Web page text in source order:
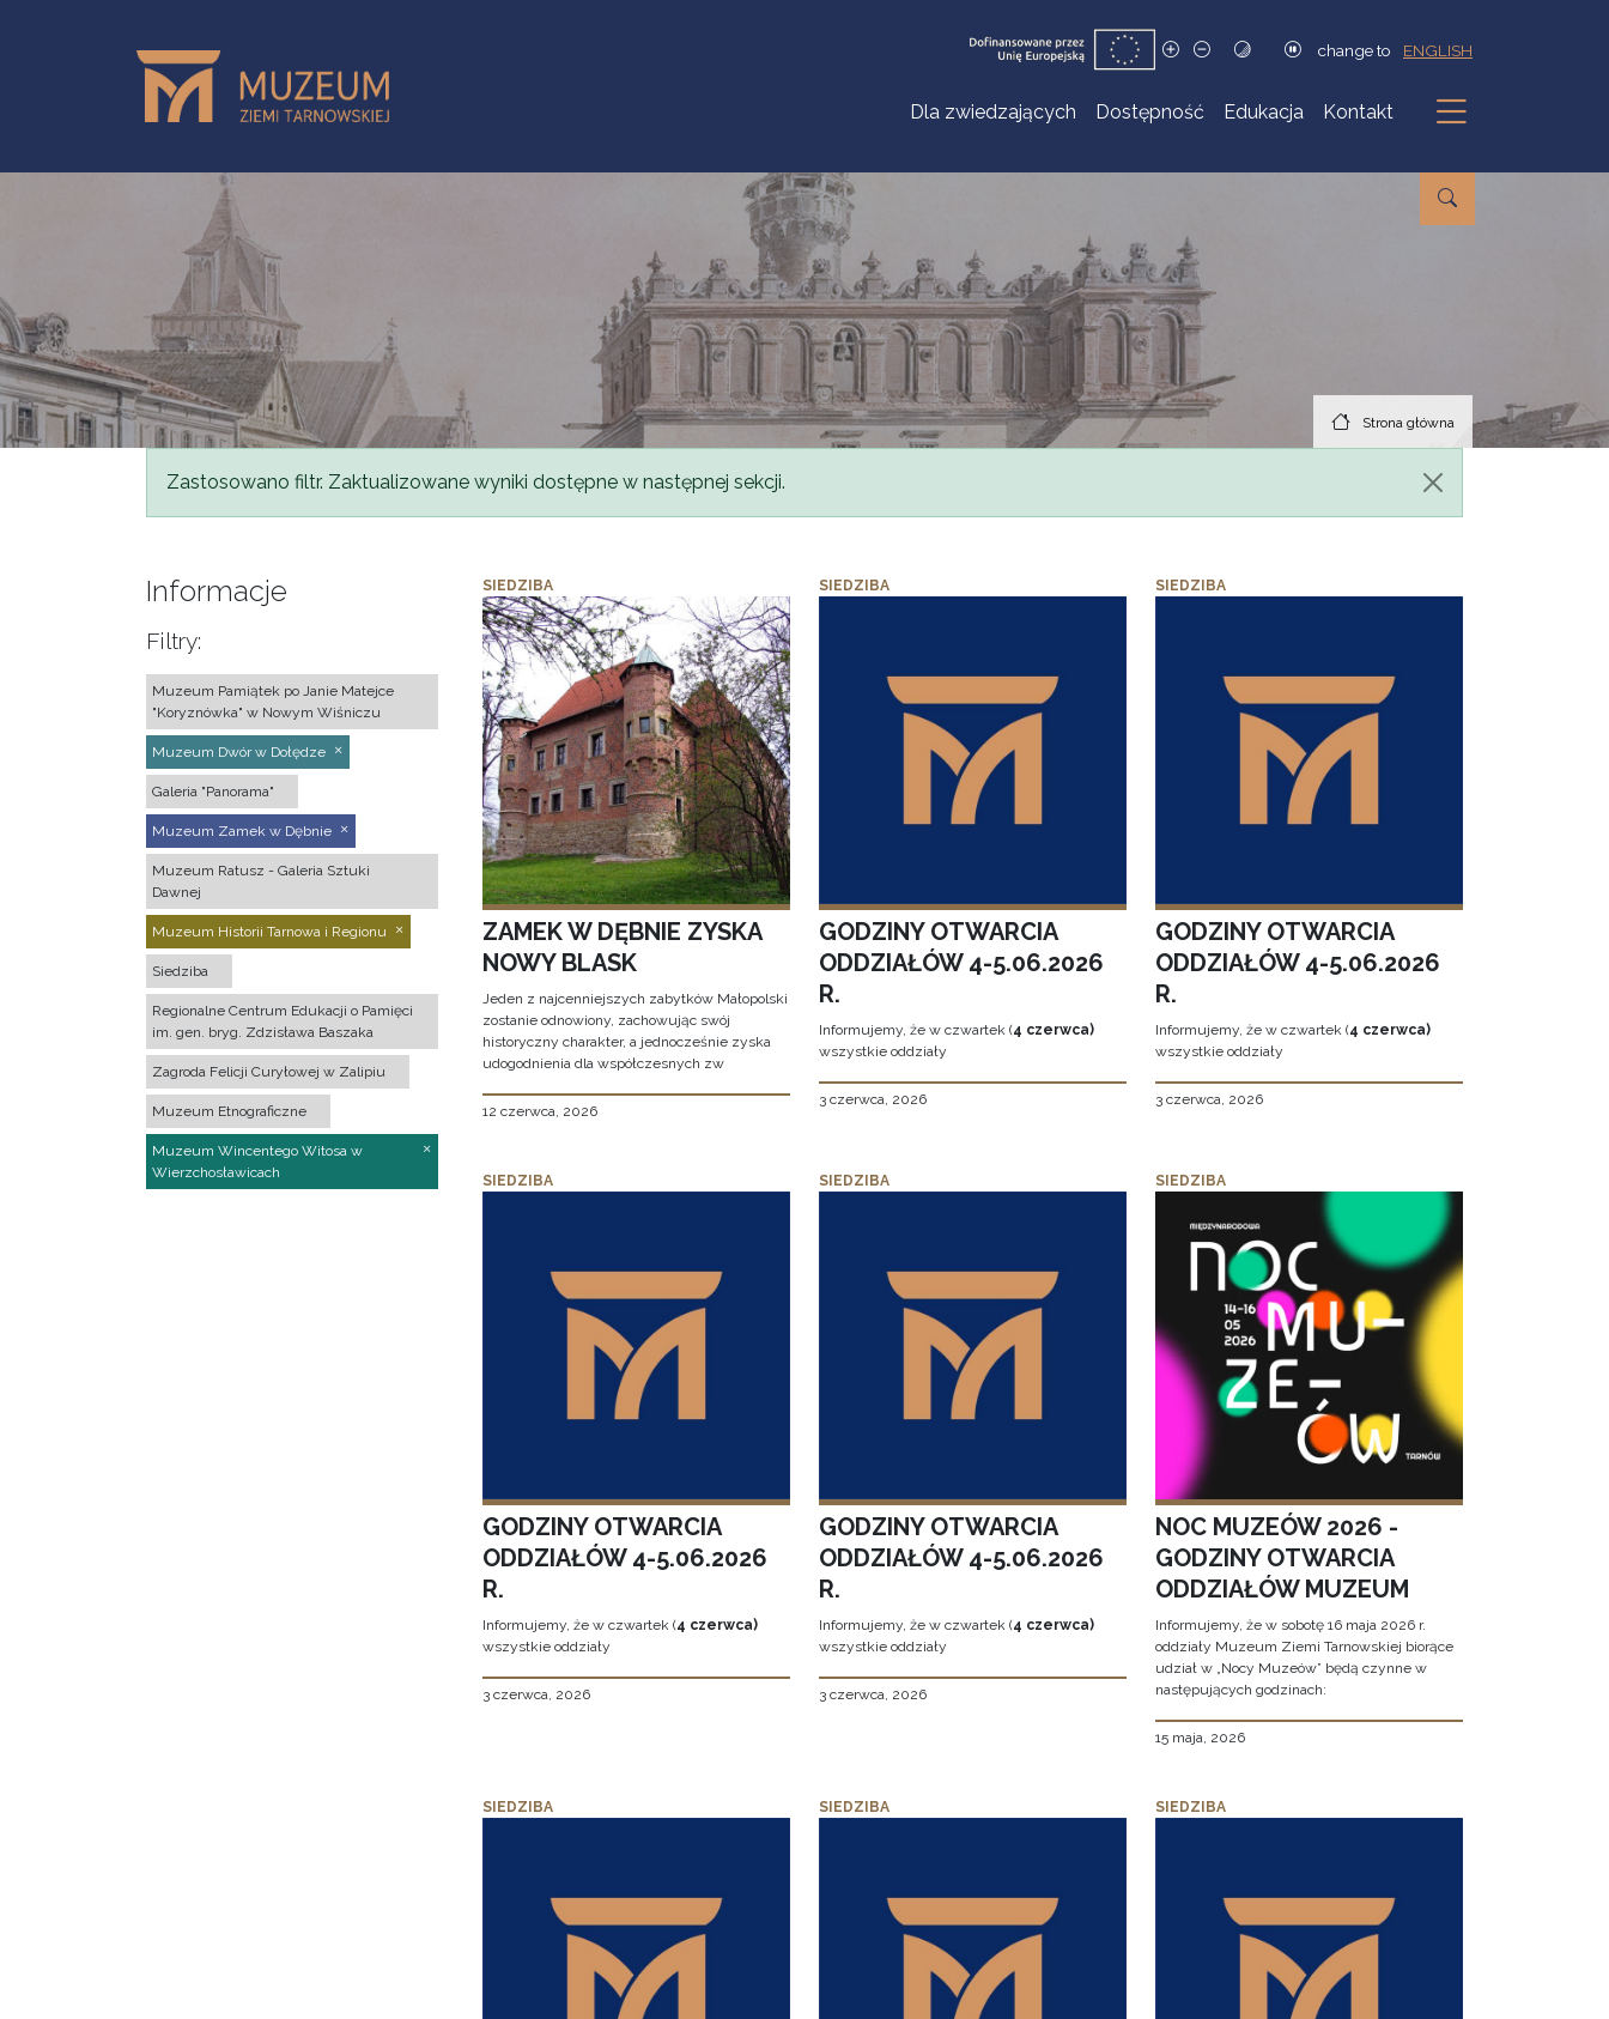
change to ENGLISH
Dla zwiedzających Dostępność Edukacja Kontakt
Podmenu
Strona główna
Komunikat
Zastosowano filtr. Zaktualizowane wyniki dostępne w następnej sekcji.
Informacje
Filtry:
Muzeum Pamiątek po Janie Matejce
"Koryznówka" w Nowym Wiśniczu
Muzeum Dwór w Dołędze
Galeria "Panorama"
Muzeum Zamek w Dębnie
Muzeum Ratusz - Galeria Sztuki
Dawnej
Muzeum Historii Tarnowa i Regionu
Siedziba
Regionalne Centrum Edukacji o Pamięci
im. gen. bryg. Zdzisława Baszaka
Zagroda Felicji Curyłowej w Zalipiu
Muzeum Etnograficzne
Muzeum Wincentego Witosa w
Wierzchosławicach
SIEDZIBA
ZAMEK W DĘBNIE ZYSKA
NOWY BLASK
Jeden z najcenniejszych zabytków Małopolski
zostanie odnowiony, zachowując swój
historyczny charakter, a jednocześnie zyska
udogodnienia dla współczesnych zw
12 czerwca, 2026
SIEDZIBA
GODZINY OTWARCIA
ODDZIAŁÓW 4-5.06.2026
R.
Informujemy, że w czwartek (4 czerwca)
wszystkie oddziały
3 czerwca, 2026
SIEDZIBA
GODZINY OTWARCIA
ODDZIAŁÓW 4-5.06.2026
R.
Informujemy, że w czwartek (4 czerwca)
wszystkie oddziały
3 czerwca, 2026
SIEDZIBA
GODZINY OTWARCIA
ODDZIAŁÓW 4-5.06.2026
R.
Informujemy, że w czwartek (4 czerwca)
wszystkie oddziały
3 czerwca, 2026
SIEDZIBA
GODZINY OTWARCIA
ODDZIAŁÓW 4-5.06.2026
R.
Informujemy, że w czwartek (4 czerwca)
wszystkie oddziały
3 czerwca, 2026
SIEDZIBA
NOC MUZEÓW 2026 -
GODZINY OTWARCIA
ODDZIAŁÓW MUZEUM
Informujemy, że w sobotę 16 maja 2026 r.
oddziały Muzeum Ziemi Tarnowskiej biorące
udział w „Nocy Muzeów” będą czynne w
następujących godzinach:
15 maja, 2026
SIEDZIBA SIEDZIBA SIEDZIBA